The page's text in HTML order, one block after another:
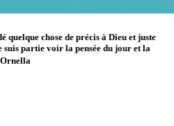
chose de précis à Dieu et juste
partie voir la pensée du jour et la